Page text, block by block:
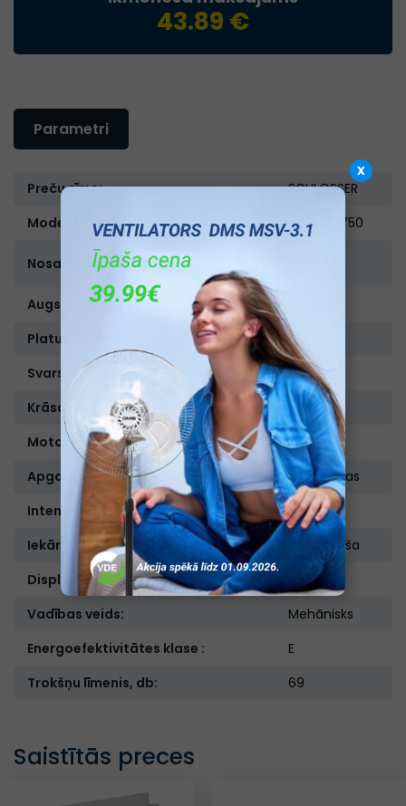
43.89 €
Parametri
Preču zīme:
SCHLOSSER
Modelis:
H3560W750
Nosaukums:
Augstums, cm:
Platums, cm:
60
Svars, kg:
12
Krāsa:
Balta
Motoru skaits:
1
Apgaismojuma tips :
LED lampas
Intensīvais režīms:
ir
Iekārtas tips:
Brīvstāvoša
Displejs:
Nav
Vadības veids:
Mehānisks
Energoefektivitātes klase :
E
Trokšņu līmenis, db:
69
Saistītās preces
x